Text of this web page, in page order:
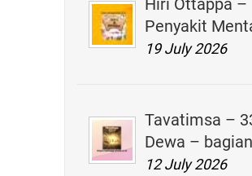
Hiri Ottappa –
Penyakit
19 July 2026
Tavatimsa –
Dewa –
12 July 2026